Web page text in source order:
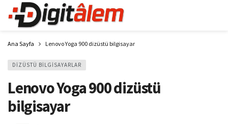
Ana Sayfa Lenovo Yoga 900 dizüstü bilgisayar
DIZÜSTÜ BILGISAYARLAR
Lenovo Yoga 900 dizüstü
bilgisayar